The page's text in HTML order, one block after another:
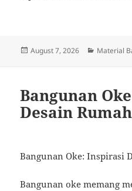
Posted
August 7, 2026 Categories
Material
Bangunan
Desain
Bangunan Oke: Inspirasi
Bangunan oke memang